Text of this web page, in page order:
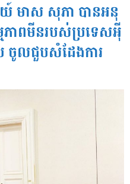
មាស សុភា បានអនុ
ាពមីនរបស់ប្រទេសអ៉ី
ចូលជួបសំដែងការ